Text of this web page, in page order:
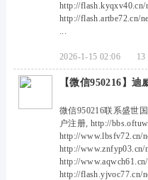
http://flash.kyqxv40.cn/
http://flash.artbe72.cn/
...
2026-1-15 02:06 13
【微信950216】
微信950216联系盛世
户注册, http://
http://www.lbsfv72.cn/
http://www.znfyp03.cn/
http://
http://flash.yjvoc77.cn/